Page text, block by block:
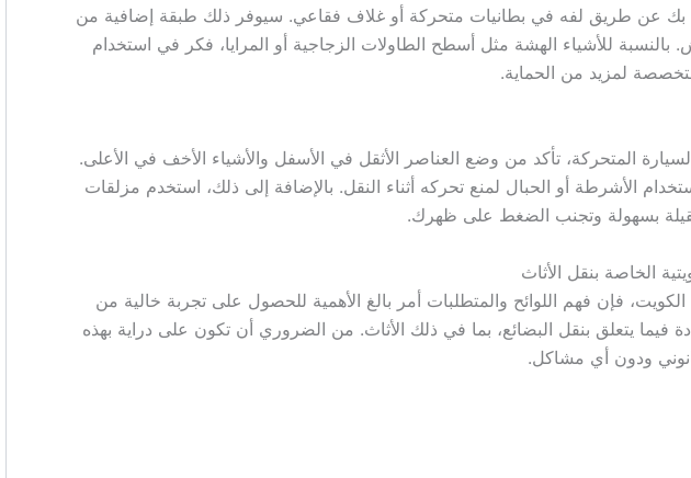
بك عن طريق لفه في بطانيات متحركة أو غلاف فقاعي. سيوفر ذلك طبقة إضافية من
بالنسبة للأشياء الهشة مثل أسطح الطاولات الزجاجية أو المرايا، فكر في استخدام
لمزيد من الحماية.
المتحركة، تأكد من وضع العناصر الأثقل في الأسفل والأشياء الأخف في الأعلى.
الأشرطة أو الحبال لمنع تحركه أثناء النقل. بالإضافة إلى ذلك، استخدم مزلقات
بسهولة وتجنب الضغط على ظهرك.
الكويت، فإن فهم اللوائح والمتطلبات أمر بالغ الأهمية للحصول على تجربة خالية من
فيما يتعلق بنقل البضائع، بما في ذلك الأثاث. من الضروري أن تكون على دراية بهذه
ودون أي مشاكل.